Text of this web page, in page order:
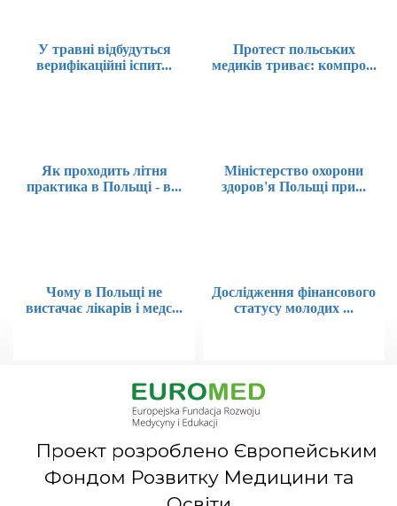
У травні відбудуться
верифікаційні іспит...
Протест польських
медиків триває: компро...
Як проходить літня
практика в Польщі - в...
Міністерство охорони
здоров'я Польщі при...
Чому в Польщі не
вистачає лікарів і медс...
Дослідження фінансового
статусу молодих ...
Проект розроблено Європейським
Фондом Розвитку Медицини та